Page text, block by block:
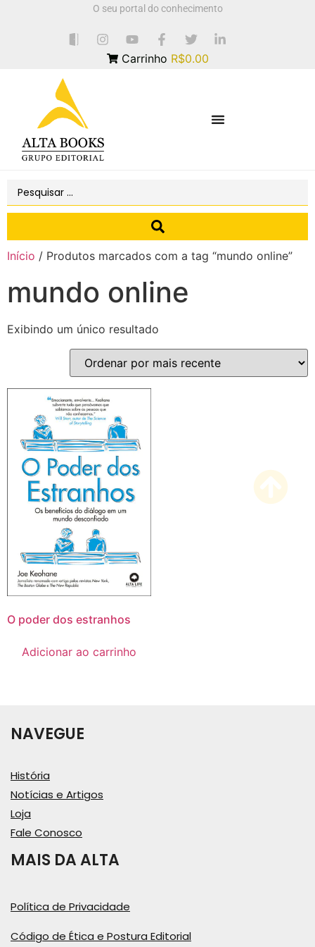
O seu portal do conhecimento
Carrinho R$0.00
Início / Produtos marcados com a tag “mundo online”
mundo online
Exibindo um único resultado
O poder dos estranhos
Adicionar ao carrinho
NAVEGUE
História
Notícias e Artigos
Loja
Fale Conosco
MAIS DA ALTA
Política de Privacidade
Código de Ética e Postura Editorial